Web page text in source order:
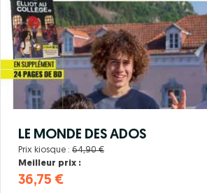
LE MONDE DES ADOS
Prix kiosque : 64,90 €
Meilleur prix :
36,75 €